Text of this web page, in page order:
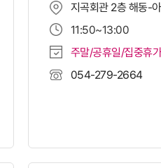
지곡회관 2층 해동-
11:50~13:00
주말/공휴일/집중휴
054-279-2664